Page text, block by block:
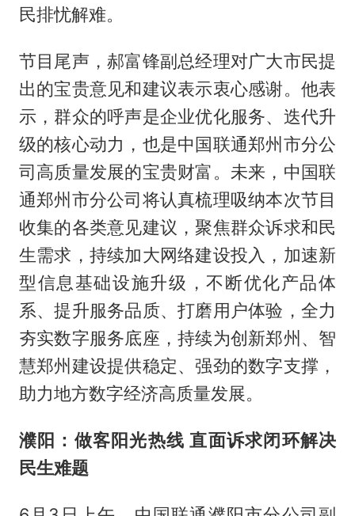
民排忧解难。
节目尾声，郝富锋副总经理对广大市民提
出的宝贵意见和建议表示衷心感谢。他表
示，群众的呼声是企业优化服务、迭代升
级的核心动力，也是中国联通郑州市分公
司高质量发展的宝贵财富。未来，中国联
通郑州市分公司将认真梳理吸纳本次节目
收集的各类意见建议，聚焦群众诉求和民
生需求，持续加大网络建设投入，加速新
型信息基础设施升级，不断优化产品体
系、提升服务品质、打磨用户体验，全力
夯实数字服务底座，持续为创新郑州、智
慧郑州建设提供稳定、强劲的数字支撑，
助力地方数字经济高质量发展。
濮阳：做客阳光热线 直面诉求闭环解决
民生难题